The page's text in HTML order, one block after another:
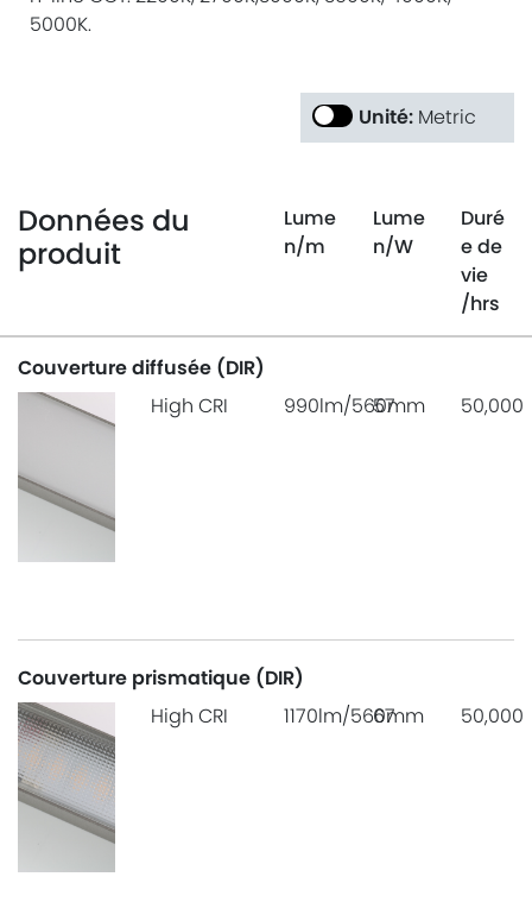
5000K.
Unité: Metric
Données du
produit
Lume
n/m
Lume
n/W
Duré
e de
vie
/hrs
Couverture diffusée (DIR)
High CRI
990lm/560mm
57 50,000
Couverture prismatique (DIR)
High CRI
1170lm/560mm
67 50,000